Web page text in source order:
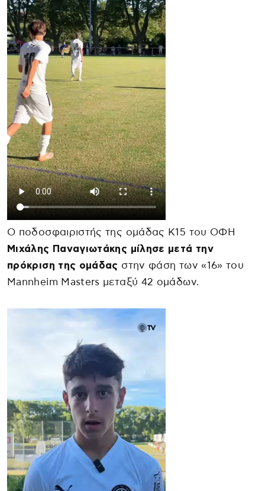
Ο ποδοσφαιριστής της ομάδας Κ15 του ΟΦΗ
Μιχάλης Παναγιωτάκης μίλησε μετά την
πρόκριση της ομάδας στην φάση των «16» του
Mannheim Masters μεταξύ 42 ομάδων.